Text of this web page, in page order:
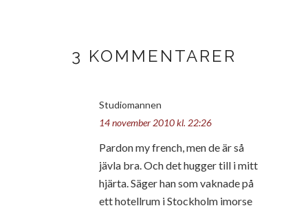
3 KOMMENTARER
Studiomannen
14 november 2010 kl. 22:26
Pardon my french, men de är så
jävla bra. Och det hugger till i mitt
hjärta. Säger han som vaknade på
ett hotellrum i Stockholm imorse